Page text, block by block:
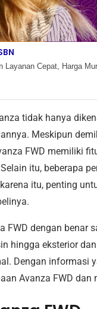
Layanan Cepat, Harga
tidak hanya
Meskipun
FWD memiliki
itu, beberapa
itu, penting
FWD dengan benar
hingga eksterior
Dengan informasi
Avanza FWD